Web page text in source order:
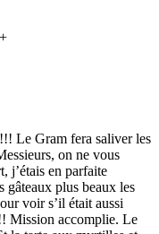
Le Gram fera saliver les
on ne vous
j’étais en parfaite
gâteaux plus beaux les
voir s’il était aussi
Mission accomplie. Le